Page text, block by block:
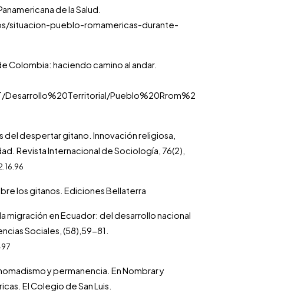
de la Salud.
situacion-pueblo-romamericas-durante-
Colombia: haciendo camino al andar.
Pueblo%20Rrom%2
del despertar gitano. Innovación religiosa,
Revista Internacional de Sociología, 76(2),
los gitanos. Ediciones Bellaterra
migración en Ecuador: del desarrollo nacional
Sociales, (58),59-81.
y permanencia. En Nombrar y
El Colegio de San Luis.